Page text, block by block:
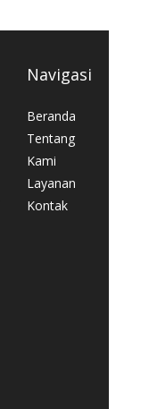
Navigasi
Beranda
Tentang
Kami
Layanan
Kontak